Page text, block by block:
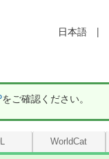
日本語 |
をご確認ください。
WorldCat